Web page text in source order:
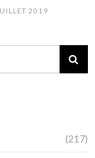
2019
(217)